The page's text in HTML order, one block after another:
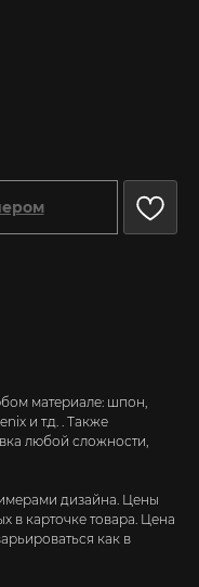
материале: шпон,
и т.д. . Также
любой сложности,
дизайна. Цены
в карточке товара. Цена
как в